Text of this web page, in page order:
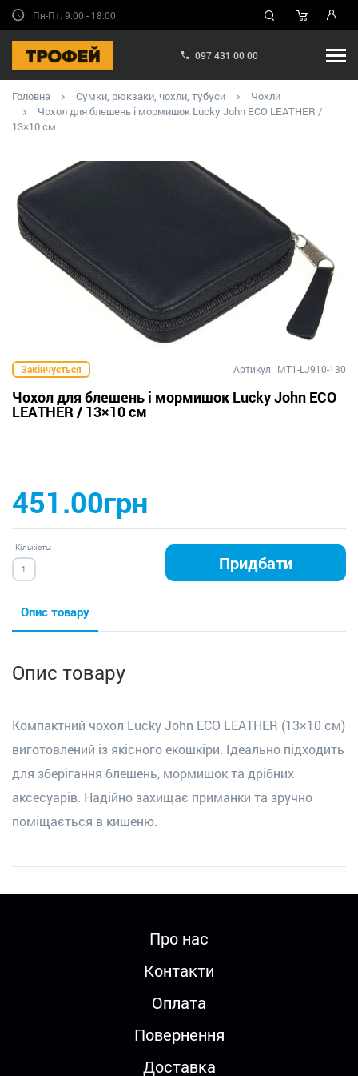
Пн-Пт: 9:00 - 18:00
097 431 00 00
Головна Сумки, рюкзаки, чохли, тубуси
Чохли
Чохол для блешень і мормишок Lucky John ECO LEATHER /
13×10 см
Закінчується Артикул: MT1-LJ910-130
Чохол для блешень і мормишок Lucky John ECO
LEATHER / 13×10 см
451.00грн
Кількість:
Придбати
Опис товару
Опис товару
Компактний чохол Lucky John ECO LEATHER (13×10 см)
виготовлений із якісного екошкіри. Ідеально підходить
для зберігання блешень, мормишок та дрібних
аксесуарів. Надійно захищає приманки та зручно
поміщається в кишеню.
Про нас
Контакти
Оплата
Повернення
Доставка